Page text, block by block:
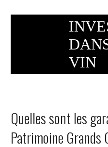
VIN
Quelles sont les
Patrimoine Grands